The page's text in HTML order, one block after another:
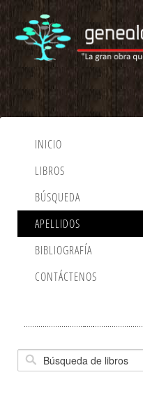
INICIO
LIBROS
BÚSQUEDA
APELLIDOS
BIBLIOGRAFÍA
CONTÁCTENOS